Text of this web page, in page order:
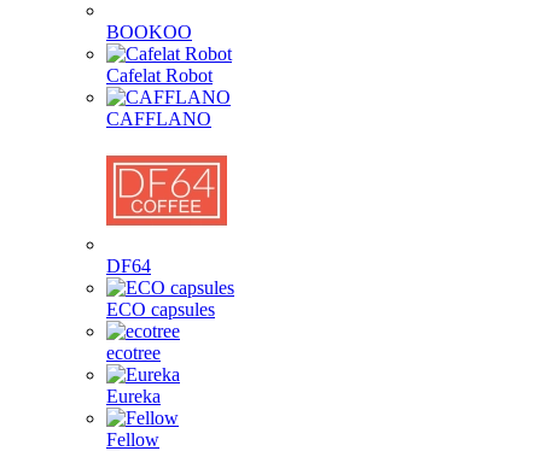
BOOKOO
Cafelat Robot
CAFFLANO
DF64
ECO capsules
ecotree
Eureka
Fellow